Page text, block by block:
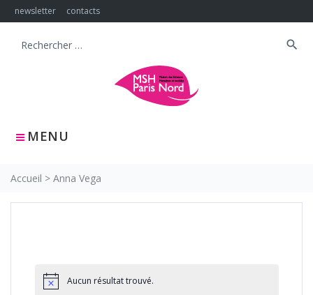
Skip
to
newsletter contacts
MENU
Search
search
Accueil > Anna Vega
Aucun résultat trouvé.